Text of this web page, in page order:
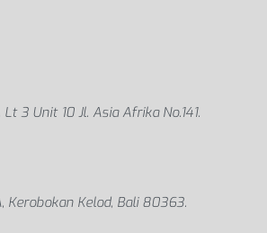
3 Unit 10 Jl. Asia Afrika No.141.
Kerobokan Kelod, Bali 80363.